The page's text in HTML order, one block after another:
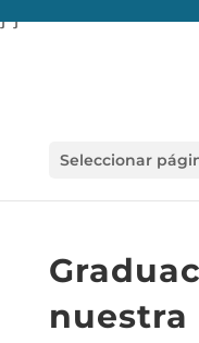
} }
Seleccionar
nuestra